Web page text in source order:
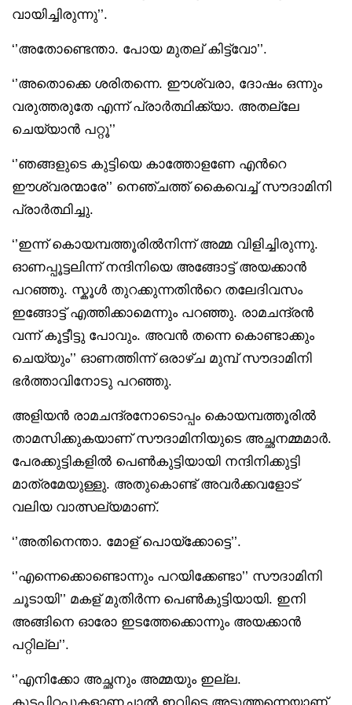
വായിച്ചിരുന്നു’’.
‘’അതോണ്ടെന്താ. പോയ മുതല് കിട്ട്വോ’’.
‘’അതൊക്കെ ശരിതന്നെ. ഈശ്വരാ, ദോഷം ഒന്നും
വരുത്തരുതേ എന്ന് പ്രാര്‍ത്ഥിക്ക്യാ. അതല്ലേ
ചെയ്യാൻ പറ്റൂ’’
‘’ഞങ്ങളുടെ കുട്ടിയെ കാത്തോളണേ എൻറെ
ഈശ്വരന്മാരേ’’ നെഞ്ചത്ത് കൈവെച്ച് സൗദാമിനി
പ്രാർത്ഥിച്ചു.
‘’ഇന്ന് കൊയമ്പത്തൂരിൽനിന്ന് അമ്മ വിളിച്ചിരുന്നു.
ഓണപ്പൂട്ടലിന്ന് നന്ദിനിയെ അങ്ങോട്ട് അയക്കാൻ
പറഞ്ഞു. സ്കൂൾ തുറക്കുന്നതിൻറെ തലേദിവസം
ഇങ്ങോട്ട് എത്തിക്കാമെന്നും പറഞ്ഞു. രാമചന്ദ്രൻ
വന്ന് കൂട്ടീട്ടു പോവും. അവൻ തന്നെ കൊണ്ടാക്കും
ചെയ്യും’’ ഓണത്തിന്ന് ഒരാഴ്ച മുമ്പ് സൗദാമിനി
ഭർത്താവിനോടു പറഞ്ഞു.
അളിയൻ രാമചന്ദ്രനോടൊപ്പം കൊയമ്പത്തൂരിൽ
താമസിക്കുകയാണ് സൗദാമിനിയുടെ അച്ഛനമ്മമാർ.
പേരക്കുട്ടികളിൽ പെൺകുട്ടിയായി നന്ദിനിക്കുട്ടി
മാത്രമേയുള്ളു. അതുകൊണ്ട് അവർക്കവളോട്
വലിയ വാത്സല്യമാണ്.
‘’അതിനെന്താ. മോള് പൊയ്ക്കോട്ടെ’’.
‘’എന്നെക്കൊണ്ടൊന്നും പറയിക്കേണ്ടാ’’ സൗദാമിനി
ചൂടായി’’ മകള് മുതിർന്ന പെൺകുട്ടിയായി. ഇനി
അങ്ങിനെ ഓരോ ഇടത്തേക്കൊന്നും അയക്കാൻ
പറ്റില്ല’’.
‘’എനിക്കോ അച്ഛനും അമ്മയും ഇല്ല.
കൂടപ്പിറപ്പുകളാണച്ചാൽ ഇവിടെ അടുത്തന്നെയാണ്.